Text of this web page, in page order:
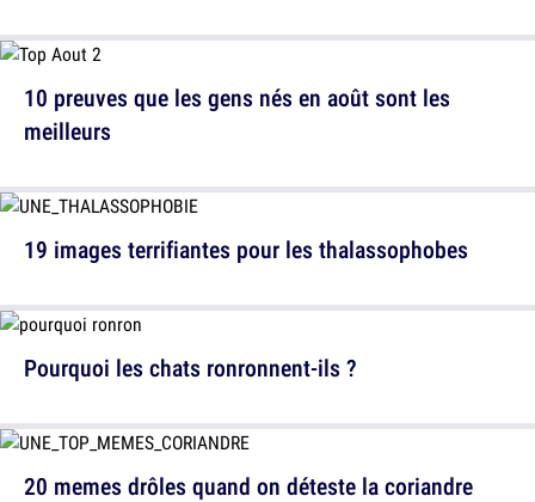
10 preuves que les gens nés en août sont les
meilleurs
Pourquoi les chats ronronnent-ils ?
19 images terrifiantes pour les thalassophobes
20 memes drôles quand on déteste la coriandre